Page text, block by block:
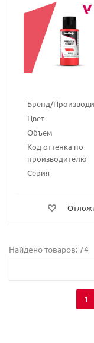
Бренд/
Цвет
Объем
Код оттенка по
производителю
Серия
Найдено товаров: 74
1